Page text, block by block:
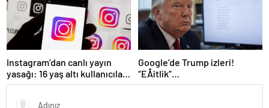
Instagram’dan canlı yayın
yasağı: 16 yaş altı kullanıcılar
için yeni kurallar açıklandı
Google’de Trump izleri!
“EÅitlik”
ilkesiÂ rafaÂ kaldÄ±rÄ±lÄ±yor,